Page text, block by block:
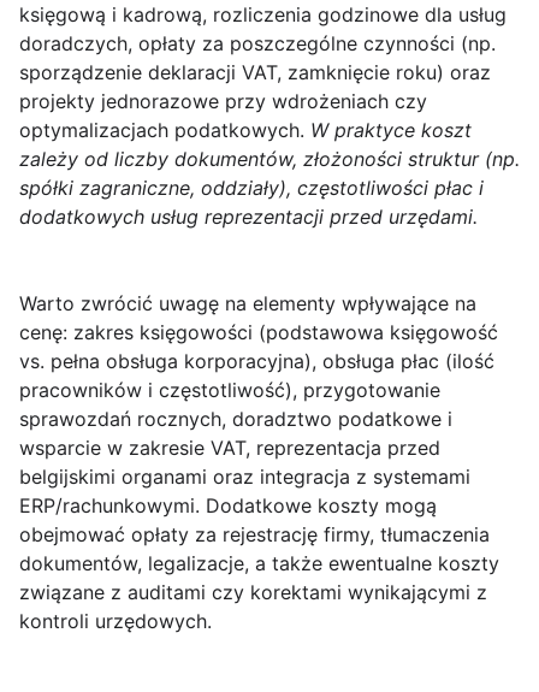
księgową i kadrową, rozliczenia godzinowe dla usług
doradczych, opłaty za poszczególne czynności (np.
sporządzenie deklaracji VAT, zamknięcie roku) oraz
projekty jednorazowe przy wdrożeniach czy
optymalizacjach podatkowych. W praktyce koszt
zależy od liczby dokumentów, złożoności struktur (np.
spółki zagraniczne, oddziały), częstotliwości płac i
dodatkowych usług reprezentacji przed urzędami.
Warto zwrócić uwagę na elementy wpływające na
cenę: zakres księgowości (podstawowa księgowość
vs. pełna obsługa korporacyjna), obsługa płac (ilość
pracowników i częstotliwość), przygotowanie
sprawozdań rocznych, doradztwo podatkowe i
wsparcie w zakresie VAT, reprezentacja przed
belgijskimi organami oraz integracja z systemami
ERP/rachunkowymi. Dodatkowe koszty mogą
obejmować opłaty za rejestrację firmy, tłumaczenia
dokumentów, legalizacje, a także ewentualne koszty
związane z auditami czy korektami wynikającymi z
kontroli urzędowych.